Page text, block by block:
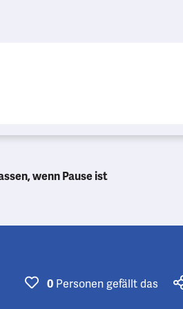
wenn Pause ist
0 Personen gefällt das